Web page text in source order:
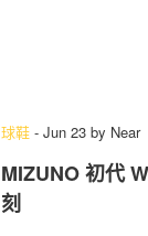
球鞋 - Jun 23 by Near
MIZUNO 初代
刻